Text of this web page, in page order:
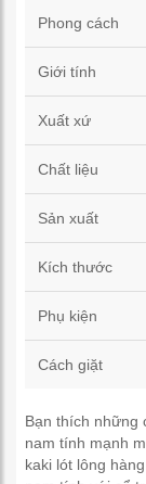
Phong cách
Giới tính
Xuất xứ
Chất liệu
Sản xuất
Kích thước
Phụ kiện
Cách giặt
Bạn thích những
nam tính mạnh
kaki lót lông